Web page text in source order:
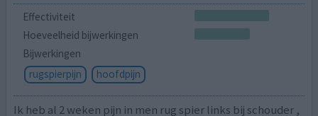
Effectiviteit
Hoeveelheid bijwerkingen
Bijwerkingen
rugspierpijn
hoofdpijn
Ik heb al 2 weken pijn in men rug spier links bij schouder ,